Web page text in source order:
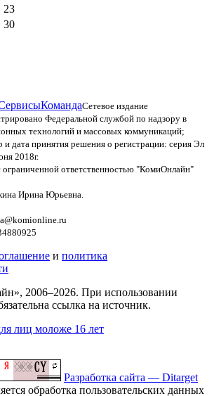
23
30
КомандаСетевое издание
Федеральной службой по надзору в
технологий и массовых коммуникаций;
дата принятия решения о регистрации: серия Эл
2018г.
ответственностью "КомиОнлайн"
Ирина Юрьевна.
и политика
2006–2026. При использовании
ссылка на источник.
лиц моложе 16 лет
Разработка сайта — Ditarget
обработка пользовательских данных